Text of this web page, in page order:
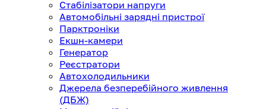
Стабілізатори напруги
Автомобільні зарядні пристрої
Парктроніки
Екшн-камери
Генератор
Реєстратори
Автохолодильники
Джерела безперебійного живлення
(ДБЖ)